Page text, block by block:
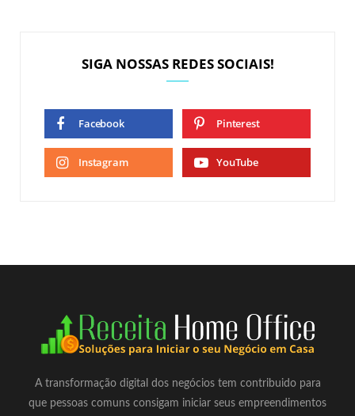
SIGA NOSSAS REDES SOCIAIS!
Facebook Pinterest
Instagram YouTube
A transformação digital dos negócios tem contribuido para
que pessoas comuns consigam iniciar seus empreendimentos